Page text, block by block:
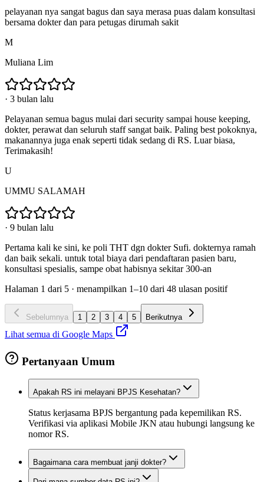
pelayanan nya sangat bagus dan saya merasa puas dalam konsultasi
bersama dokter dan para petugas dirumah sakit
M
Muliana Lim
· 3 bulan lalu
Pelayanan semua bagus mulai dari security sampai house keeping,
dokter, perawat dan seluruh staff sangat baik. Paling best pokoknya,
makanannya juga enak seperti tidak sedang di RS. Luar biasa,
Terimakasih!
U
UMMU SALAMAH
· 9 bulan lalu
Pertama kali ke sini, ke poli THT dgn dokter Sufi. dokternya ramah
dan baik sekali. untuk total biaya dari pendaftaran pasien baru,
konsultasi spesialis, sampe obat habisnya sekitar 300-an
Halaman 1 dari 5 · menampilkan 1–10 dari 48 ulasan positif
Sebelumnya 1 2 3 4 5 Berikutnya
Lihat semua di Google Maps
Pertanyaan Umum
Apakah RS ini melayani BPJS Kesehatan?
Status kerjasama BPJS bergantung pada kepemilikan RS.
Verifikasi via aplikasi Mobile JKN atau hubungi langsung ke
nomor RS.
Bagaimana cara membuat janji dokter?